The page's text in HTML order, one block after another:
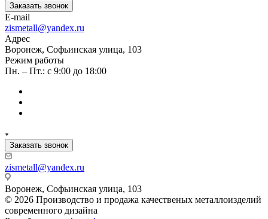
Заказать звонок
E-mail
zismetall@yandex.ru
Адрес
Воронеж, Софьинская улица, 103
Режим работы
Пн. – Пт.: с 9:00 до 18:00
Заказать звонок
zismetall@yandex.ru
Воронеж, Софьинская улица, 103
© 2026 Производство и продажа качественых металлоизделий
современного дизайна